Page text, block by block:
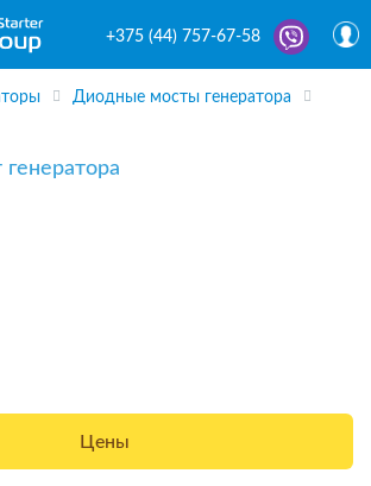
+375 (44) 757-67-58
Диодные мосты генератора
Цены